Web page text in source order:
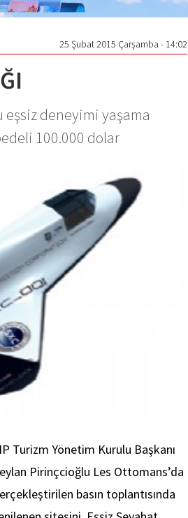
25 Şubat 2015 Çarşamba - 14:02
eşsiz deneyimi yaşama
100.000 dolar
Turizm Yönetim Kurulu Başkanı
Pirinçcioğlu Les Ottomans’da
basın toplantısında